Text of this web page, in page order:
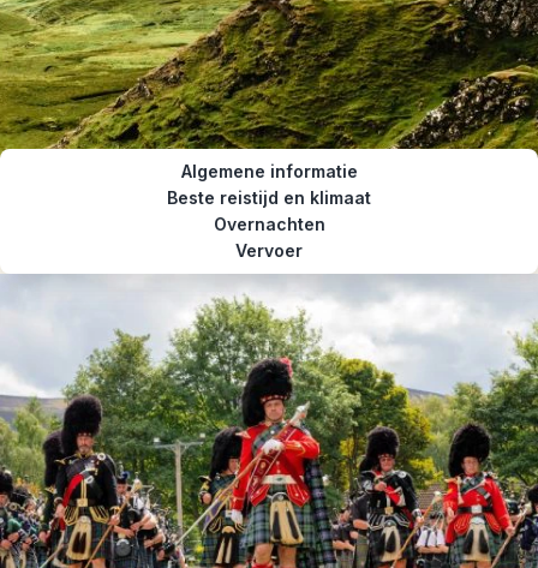
Algemene informatie
Beste reistijd en klimaat
Overnachten
Vervoer